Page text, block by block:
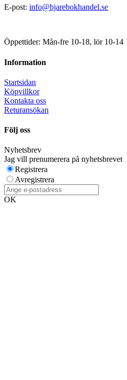
E-post: info@bjarebokhandel.se
Öppettider: Mån-fre 10-18, lör 10-14
Information
Startsidan
Köpvillkor
Kontakta oss
Returansökan
Följ oss
Nyhetsbrev
Jag vill prenumerera på nyhetsbrevet
Registrera
Avregistrera
OK